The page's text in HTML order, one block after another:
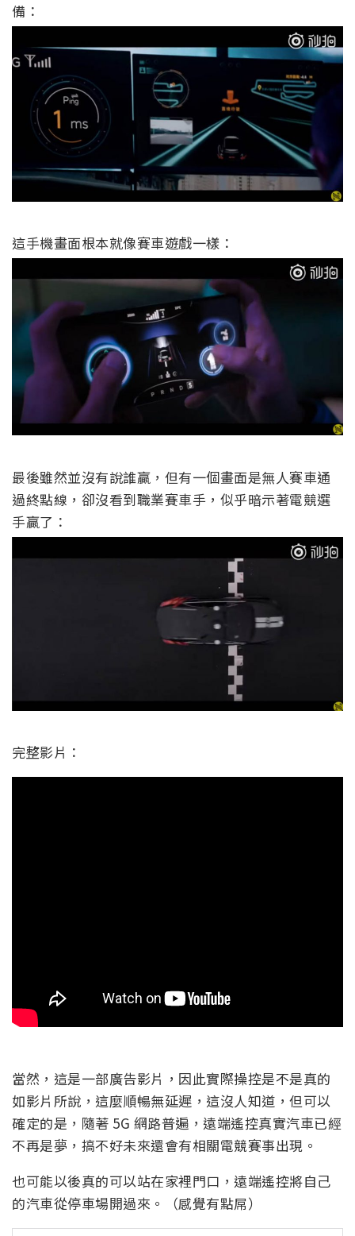
備：
這手機畫面根本就像賽車遊戲一樣：
最後雖然並沒有說誰贏，但有一個畫面是無人賽車通
過終點線，卻沒看到職業賽車手，似乎暗示著電競選
手贏了：
完整影片：
當然，這是一部廣告影片，因此實際操控是不是真的
如影片所說，這麼順暢無延遲，這沒人知道，但可以
確定的是，隨著 5G 網路普遍，遠端遙控真實汽車已經
不再是夢，搞不好未來還會有相關電競賽事出現。
也可能以後真的可以站在家裡門口，遠端遙控將自己
的汽車從停車場開過來。（感覺有點屌）